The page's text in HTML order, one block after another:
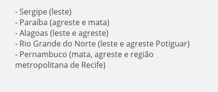
- Sergipe (leste)
- Paraíba (agreste e mata)
- Alagoas (leste e agreste)
- Rio Grande do Norte (leste e agreste Potiguar)
- Pernambuco (mata, agreste e região
metropolitana de Recife)